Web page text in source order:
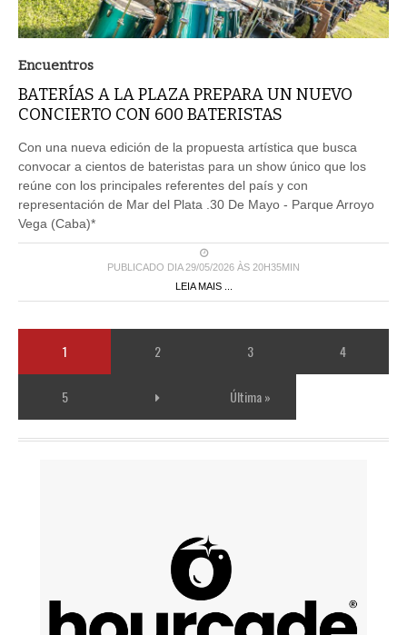
Encuentros
BATERÍAS A LA PLAZA PREPARA UN NUEVO
CONCIERTO CON 600 BATERISTAS
Con una nueva edición de la propuesta artística que busca
convocar a cientos de bateristas para un show único que los
reúne con los principales referentes del país y con
representación de Mar del Plata .30 De Mayo - Parque Arroyo
Vega (Caba)*
PUBLICADO DIA 29/05/2026 ÀS 20H35MIN
LEIA MAIS ...
1 2 3 4
5 Última »